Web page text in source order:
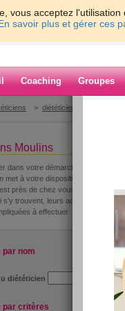
vous acceptez
savoir plus et gérer ces
Coaching Groupes
> diététiciens Allier 03
Moulins
dans votre démarche de perte de
met à votre disposition un guide
près de chez vous, cliquez sur
s’y trouvent, leurs adresses, leur
à effectuer.
par nom
diététicien
par critères